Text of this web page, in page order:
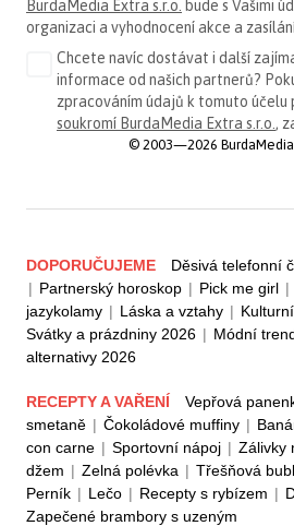
BurdaMedia Extra s.r.o. bude s Vašimi
organizaci a vyhodnocení akce a
Chcete navíc dostávat i další
informace od našich partnerů?
zpracováním údajů k tomuto účelu
soukromí BurdaMedia Extra s.r.o. ,
© 2003—2026 BurdaMedia
DOPORUČUJEME Děsivá telefonní
| Partnerský horoskop | Pick me girl |
jazykolamy | Láska a vztahy |
Svátky a prázdniny 2026 | Módní
alternativy 2026
RECEPTY A VAŘENÍ Vepřová
smetaně | Čokoládové muffiny |
con carne | Sportovní nápoj | Zálivky
džem | Zelná polévka | Třešňová
Perník | Lečo | Recepty s rybízem |
Zapečené brambory s uzeným